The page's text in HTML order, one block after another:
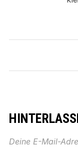
Deine E-Mail-